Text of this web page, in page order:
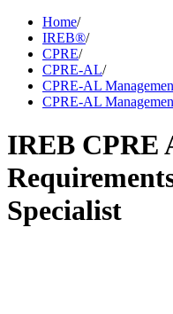
Home/
IREB®/
CPRE/
CPRE-AL/
CPRE-AL
CPRE-AL
IREB CPRE
Specialist